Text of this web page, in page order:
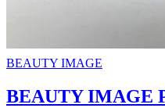
BEAUTY IMAGE
BEAUTY IMAGE